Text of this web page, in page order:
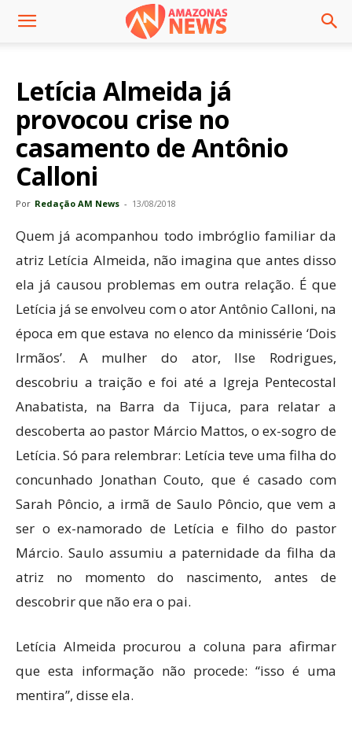
Letícia Almeida já
provocou crise no
casamento de Antônio
Calloni
Por Redação AM News - 13/08/2018
Quem já acompanhou todo imbróglio familiar da
atriz Letícia Almeida, não imagina que antes disso
ela já causou problemas em outra relação. É que
Letícia já se envolveu com o ator Antônio Calloni, na
época em que estava no elenco da minissérie ‘Dois
Irmãos’. A mulher do ator, Ilse Rodrigues,
descobriu a traição e foi até a Igreja Pentecostal
Anabatista, na Barra da Tijuca, para relatar a
descoberta ao pastor Márcio Mattos, o ex-sogro de
Letícia. Só para relembrar: Letícia teve uma filha do
concunhado Jonathan Couto, que é casado com
Sarah Pôncio, a irmã de Saulo Pôncio, que vem a
ser o ex-namorado de Letícia e filho do pastor
Márcio. Saulo assumiu a paternidade da filha da
atriz no momento do nascimento, antes de
descobrir que não era o pai.
Letícia Almeida procurou a coluna para afirmar
que esta informação não procede: “isso é uma
mentira”, disse ela.